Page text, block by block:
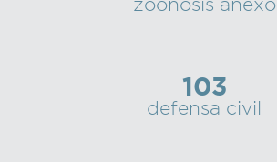
zoonosis anexo
103
defensa civil